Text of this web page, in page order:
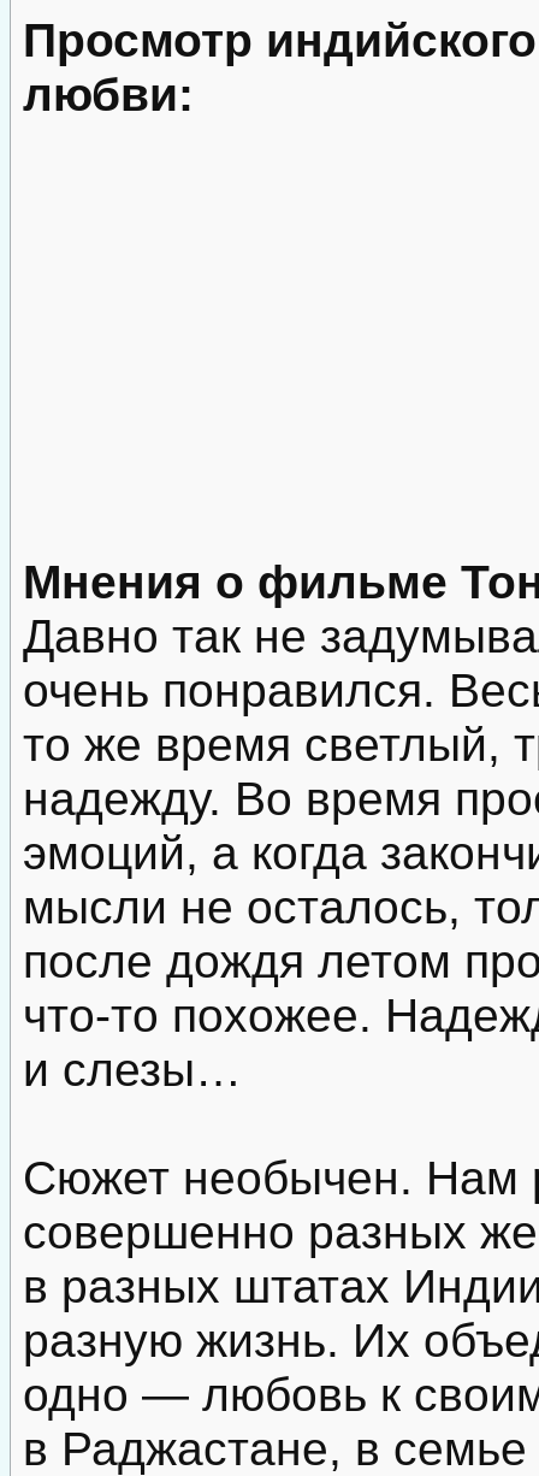
Просмотр
любви:
Мнения о фильме
Давно так не
очень понравился.
то же время светлый,
надежду. Во время
эмоций, а когда
мысли не осталось,
после дождя летом
что-то похожее.
и слезы…
Сюжет необычен. Нам
совершенно разных
в разных штатах
разную жизнь. Их
одно — любовь к
в Раджастане, в